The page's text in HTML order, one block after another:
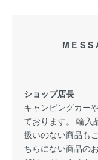
ショップ店長
キャンピングカー
ております。 輸入
扱いのない商品も
ちらにない商品の